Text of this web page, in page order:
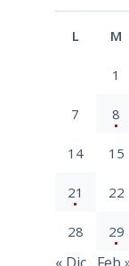
L M
1
7 8
14 15
21 22
28 29